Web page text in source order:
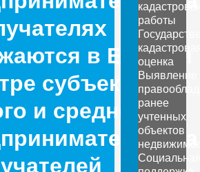
в Едином
субъектов
и среднего
работы
оценка
Выявление
ранее
учтенных
объектов